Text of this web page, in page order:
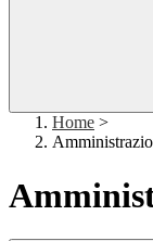
Home >